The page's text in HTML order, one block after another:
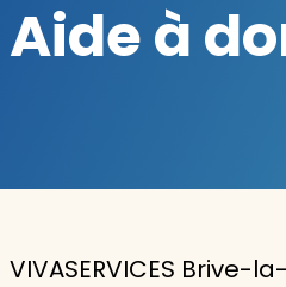
Jardin
Aide à la personne
Aide à
VIVASERVICES Brive-